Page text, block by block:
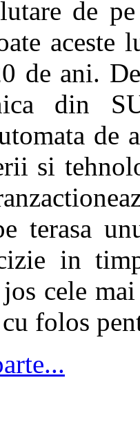
de
de ani.
din
de
si
terasa
in
cele
folos